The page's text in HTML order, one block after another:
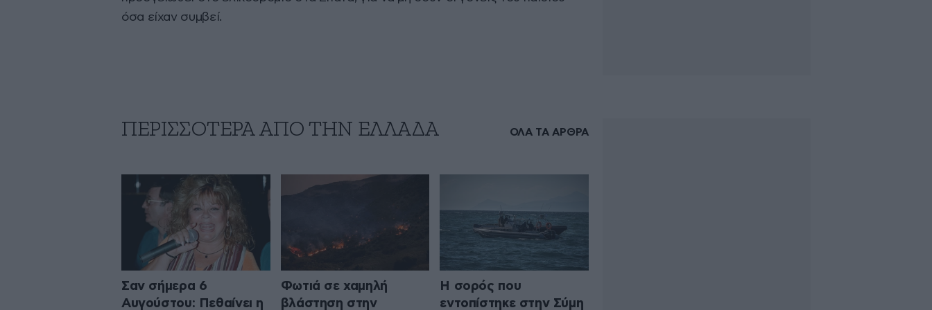
όσα είχαν συμβεί.
ΠΕΡΙΣΣΟΤΕΡΑ ΑΠΟ ΤΗΝ ΕΛΛΑΔΑ ΟΛΑ ΤΑ ΑΡΘΡΑ
Σαν σήμερα 6
Αυγούστου: Πεθαίνει η
Φωτιά σε χαμηλή
βλάστηση στην
Η σορός που
εντοπίστηκε στην Σύμη